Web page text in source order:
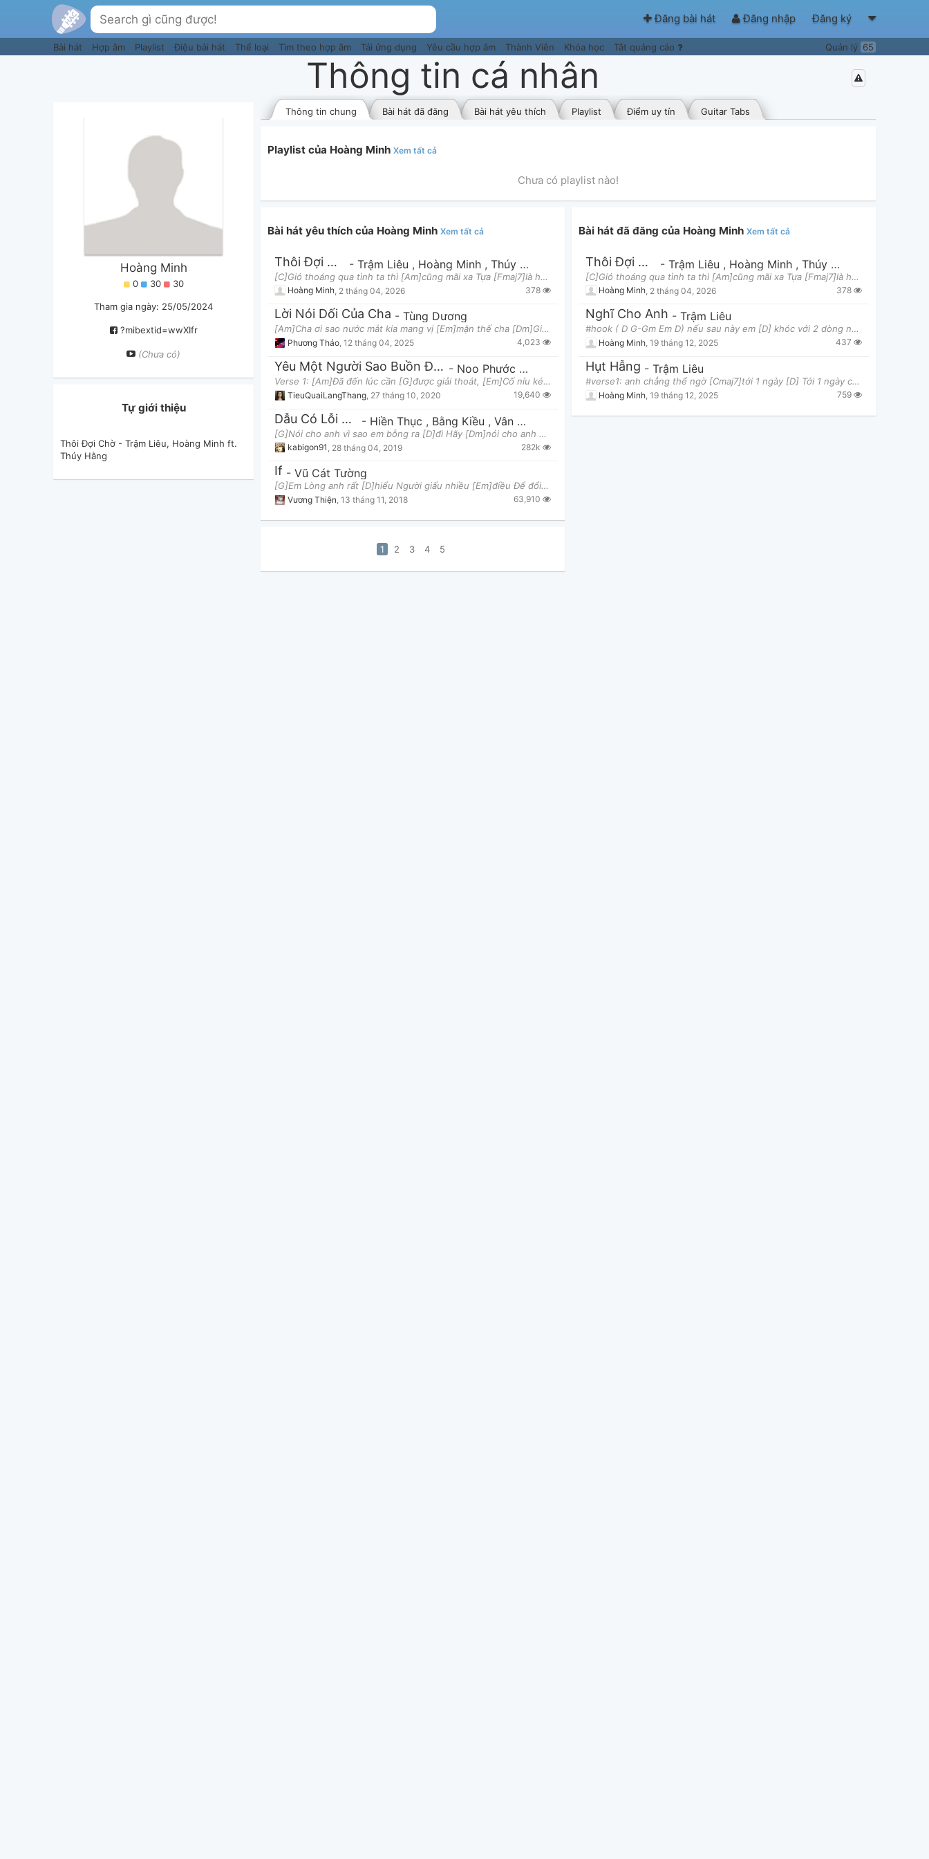
Đăng bài hát Đăng nhập Đăng ký
Bài hát Hợp âm Playlist Điệu bài hát Thể loại Tìm theo hợp âm Tải ứng dụng Yêu cầu hợp âm Thành Viên Khóa học Tắt quảng cáo Quản lý 65
Thông tin cá nhân
Hoàng Minh
0 30 30
Tham gia ngày: 25/05/2024
?mibextid=wwXIfr
(Chưa có)
Tự giới thiệu
Thôi Đợi Chờ - Trậm Liêu, Hoàng Minh ft.
Thúy Hằng
Guitar Tabs
Điểm uy tín
Playlist
Bài hát yêu thích
Bài hát đã đăng
Thông tin chung
Playlist của Hoàng Minh Xem tất cả
Chưa có playlist nào!
Bài hát yêu thích của Hoàng Minh Xem tất cả
Thôi Đợi Chờ - Trậm Liêu , Hoàng Minh , Thúy Hằng
[C]Gió thoáng qua tình ta thì [Am]cũng mãi xa Tựa [Fmaj7]là hôm qua mà giờ [G]2 đứa 2 nơi.. H
Hoàng Minh 2 tháng 04, 2026 378
Lời Nói Dối Của Cha - Tùng Dương
[Am]Cha ơi sao nước mắt kia mang vị [Em]mặn thế cha [Dm]Giọt mồi hôi cha rơi tan trong [E7]biển cả
Phương Thảo, 12 tháng 04, 2025 4,023
Yêu Một Người Sao Buồn Đến Thế - Noo Phước Thịnh
Verse 1: [Am]Đã đến lúc cần [G]được giải thoát, [Em]Cố níu kéo cũng [Am]chỉ vỡ tan, [Am]Như hoa
TieuQuaiLangThang 27 tháng 10, 2020 19,640
Dẫu Có Lỗi Lầm - Hiền Thục , Bằng Kiều , Vân Quỳnh
[G]Nói cho anh vì sao em bỗng ra [D]đi Hãy [Dm]nói cho anh những [E7]điều từ lâu em [Am]giấu [Cm]D
kabigon91 28 tháng 04, 2019 282k
If - Vũ Cát Tường
[G]Em Lòng anh rất [D]hiểu Người giấu nhiều [Em]điều Để đổi lấy anh nụ [C]cười thương yêu
Vương Thiện, 13 tháng 11, 2018 63,910
1 2 3 4 5
Bài hát đã đăng của Hoàng Minh Xem tất cả
Thôi Đợi Chờ - Trậm Liêu , Hoàng Minh , Thúy Hằng
[C]Gió thoáng qua tình ta thì [Am]cũng mãi xa Tựa [Fmaj7]là hôm qua mà giờ [G]2 đứa 2 nơi.. H
Hoàng Minh 2 tháng 04, 2026 378
Nghĩ Cho Anh - Trậm Liêu
#hook ( D G-Gm Em D) nếu sau này em [D] khóc với 2 dòng nước [G] mắt bon chen hàng [Gm] mi trái
Hoàng Minh, 19 tháng 12, 2025 437
Hụt Hẫng - Trậm Liêu
#verse1: anh chẳng thể ngờ [Cmaj7]tới 1 ngày [D] Tới 1 ngày có 1 chàng trai [Bm7]đến thì thầm [E
Hoàng Minh 19 tháng 12, 2025 759